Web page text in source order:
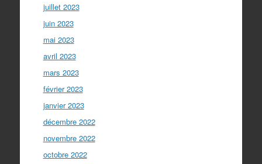
juillet 2023
juin 2023
mai 2023
avril 2023
mars 2023
février 2023
janvier 2023
décembre 2022
novembre 2022
octobre 2022